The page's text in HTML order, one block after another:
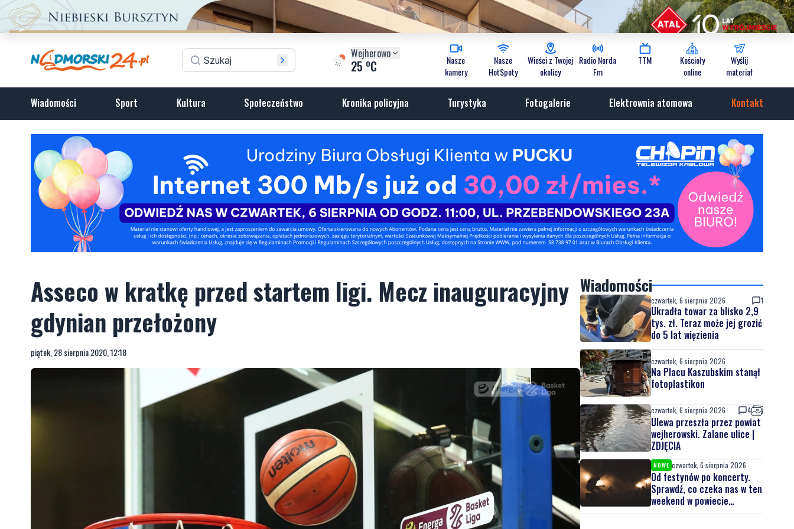
Wejherowo
25 oC
Nasze
kamery
Nasze
HotSpoty
Wieści z Twojej
okolicy
Radio Norda
Fm
TTM
Kościoły
online
Wyślij
materiał
Wiadomości Sport Kultura Społeczeństwo Kronika policyjna Turystyka Fotogalerie Elektrownia atomowa Kontakt
Asseco w kratkę przed startem ligi. Mecz inauguracyjny
gdynian przełożony
piątek, 28 sierpnia 2020, 12:18
Wiadomości
czwartek, 6 sierpnia 2026 1
Ukradła towar za blisko 2,9
tys. zł. Teraz może jej grozić
do 5 lat więzienia
czwartek, 6 sierpnia 2026
Na Placu Kaszubskim stanął
fotoplastikon
czwartek, 6 sierpnia 2026 4
Ulewa przeszła przez powiat
wejherowski. Zalane ulice |
ZDJĘCIA
NOWE czwartek, 6 sierpnia 2026
Od festynów po koncerty.
Sprawdź, co czeka nas w ten
weekend w powiecie
lęborskim